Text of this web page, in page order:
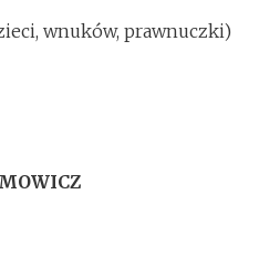
wnuków, prawnuczki)